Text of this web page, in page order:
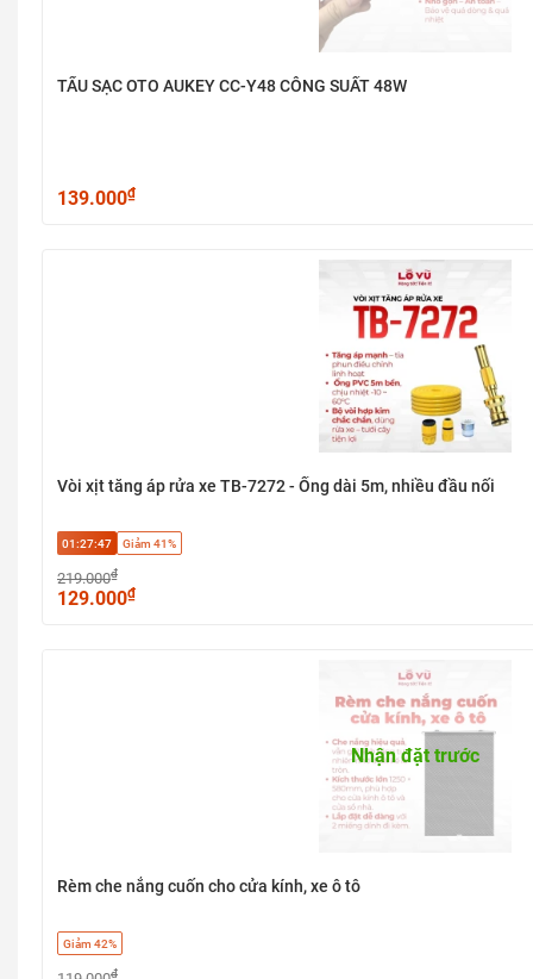
TẨU SẠC OTO AUKEY CC-Y48 CÔNG SUẤT 48W
139.000₫
Vòi xịt tăng áp rửa xe TB-7272 - Ống dài 5m, nhiều đầu nối
01:27:47 Giảm 41%
219.000₫
129.000₫
Nhận đặt trước
Rèm che nắng cuốn cho cửa kính, xe ô tô
Giảm 42%
₫